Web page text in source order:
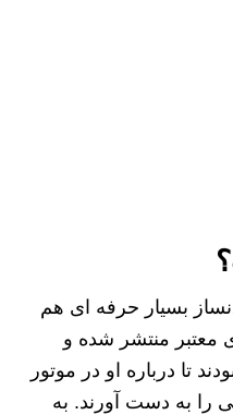
بسیار حرفه ای هم
معتبر منتشر شده و
تا درباره او در موتور
را به دست آورند. به